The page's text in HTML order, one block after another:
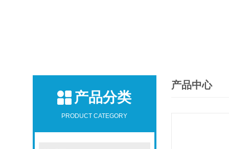
产品分类
PRODUCT CATEGORY
产品中心